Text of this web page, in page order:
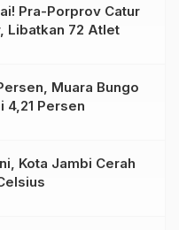
Pra-Porprov Catur
Libatkan 72 Atlet
Muara Bungo
4,21 Persen
Kota Jambi Cerah